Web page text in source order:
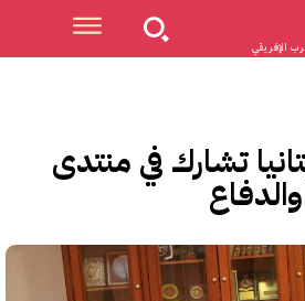
الإفريقي
تشارك في منتدى